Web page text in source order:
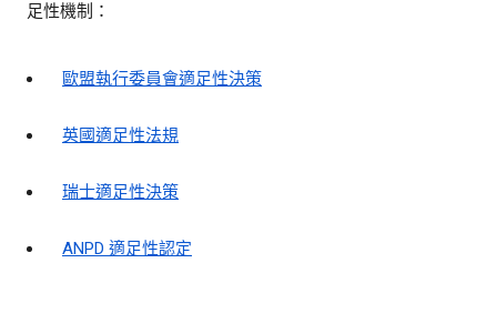
足性機制：
歐盟執行委員會適足性決策
英國適足性法規
瑞士適足性決策
ANPD 適足性認定